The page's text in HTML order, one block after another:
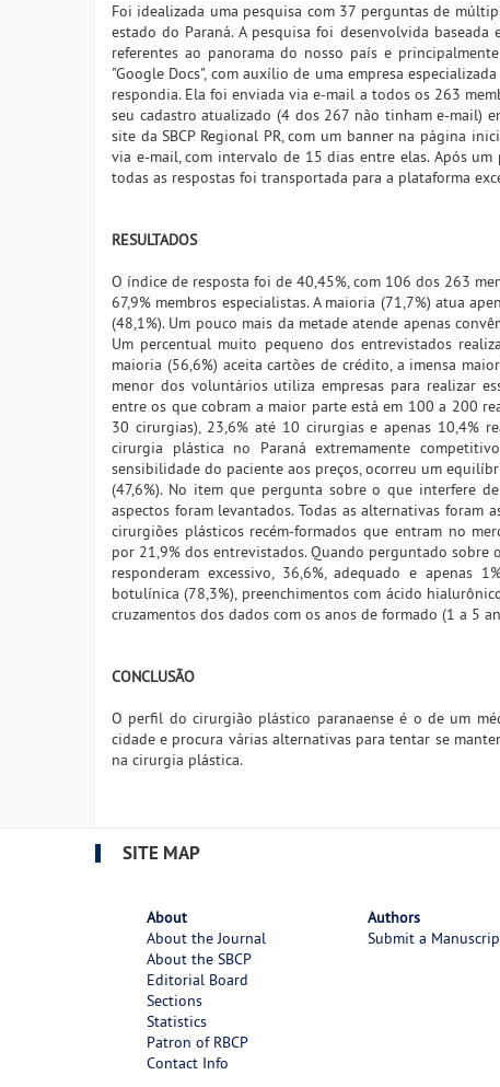
Foi idealizada uma pesquisa com 37 perguntas de
estado do Paraná. A pesquisa foi desenvolvida
referentes ao panorama do nosso país e
"Google Docs", com auxílio de uma empresa
respondia. Ela foi enviada via e-mail a todos os 263
seu cadastro atualizado (4 dos 267 não tinham e-mail)
site da SBCP Regional PR, com um banner na página
via e-mail, com intervalo de 15 dias entre elas. Após
todas as respostas foi transportada para a plataforma
RESULTADOS
O índice de resposta foi de 40,45%, com 106 dos 263
67,9% membros especialistas. A maioria (71,7%) atua
(48,1%). Um pouco mais da metade atende apenas
Um percentual muito pequeno dos entrevistados
maioria (56,6%) aceita cartões de crédito, a imensa
menor dos voluntários utiliza empresas para realizar
entre os que cobram a maior parte está em 100 a 200
30 cirurgias), 23,6% até 10 cirurgias e apenas 10,4%
cirurgia plástica no Paraná extremamente
sensibilidade do paciente aos preços, ocorreu um
(47,6%). No item que pergunta sobre o que interfere
aspectos foram levantados. Todas as alternativas foram
cirurgiões plásticos recém-formados que entram no
por 21,9% dos entrevistados. Quando perguntado sobre
responderam excessivo, 36,6%, adequado e apenas
botulínica (78,3%), preenchimentos com ácido
cruzamentos dos dados com os anos de formado (1 a 5
CONCLUSÃO
O perfil do cirurgião plástico paranaense é o de um
cidade e procura várias alternativas para tentar se
na cirurgia plástica.
SITE MAP
About
About the Journal
About the SBCP
Editorial Board
Sections
Statistics
Patron of RBCP
Contact Info
Authors
Submit a